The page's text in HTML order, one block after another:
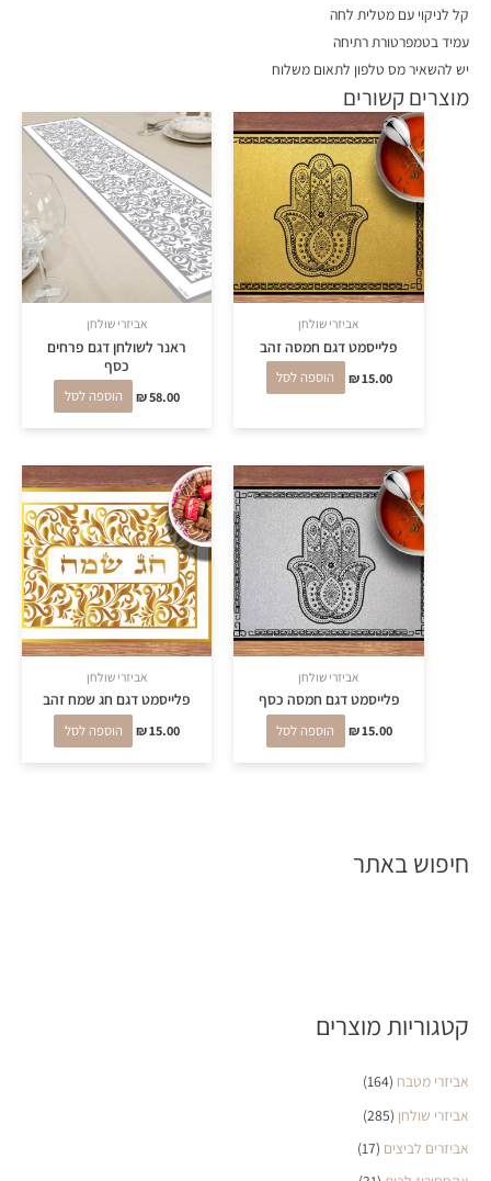
חיפוש באתר
קטגוריות מוצרים
אביזרי מטבח (164)
אביזרי שולחן (285)
אביזרים לביצים (17)
קל לניקוי עם מטלית לחה
עמיד בטמפרטורת רתיחה
יש להשאיר מס טלפון לתאום משלוח
מוצרים קשורים
אביזרי שולחן
פלייסמט דגם חמסה זהב
₪15.00 הוספה לסל
אביזרי שולחן
ראנר לשולחן דגם פרחים
כסף
₪58.00 הוספה לסל
אביזרי שולחן
פלייסמט דגם חמסה כסף
₪15.00 הוספה לסל
אביזרי שולחן
פלייסמט דגם חג שמח זהב
₪15.00 הוספה לסל